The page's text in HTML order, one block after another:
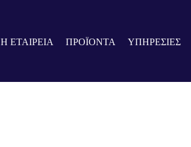
Η ΕΤΑΙΡΕΙΑ ΠΡΟΪΟΝΤΑ ΥΠΗΡΕΣΙΕΣ